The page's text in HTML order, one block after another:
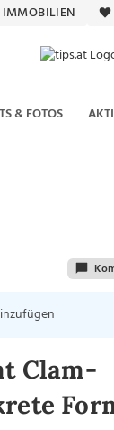
IMMOBILIEN
& FOTOS
Clam-